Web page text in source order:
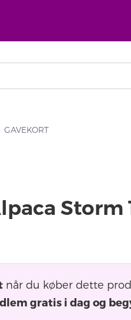
GAVEKORT
Storm
når du køber dette
gratis i dag og